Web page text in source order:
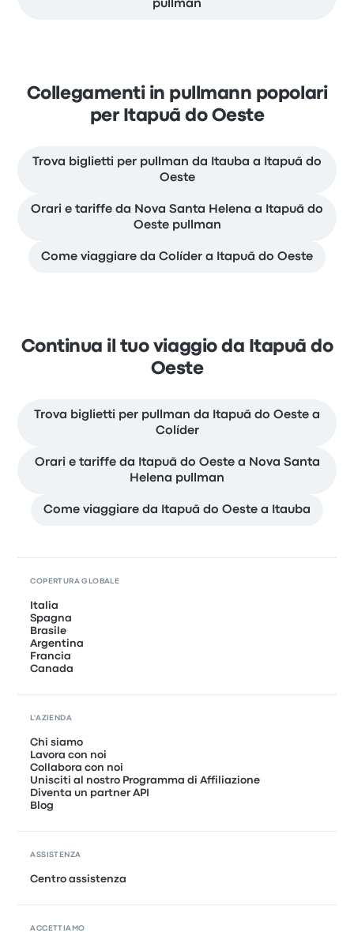
pullman
Collegamenti in pullmann popolari
per Itapuã do Oeste
Trova biglietti per pullman da Itauba a Itapuã do
Oeste
Orari e tariffe da Nova Santa Helena a Itapuã do
Oeste pullman
Come viaggiare da Colíder a Itapuã do Oeste
Continua il tuo viaggio da Itapuã do
Oeste
Trova biglietti per pullman da Itapuã do Oeste a
Colíder
Orari e tariffe da Itapuã do Oeste a Nova Santa
Helena pullman
Come viaggiare da Itapuã do Oeste a Itauba
COPERTURA GLOBALE
Italia
Spagna
Brasile
Argentina
Francia
Canada
L'AZIENDA
Chi siamo
Lavora con noi
Collabora con noi
Unisciti al nostro Programma di Affiliazione
Diventa un partner API
Blog
ASSISTENZA
Centro assistenza
ACCETTIAMO